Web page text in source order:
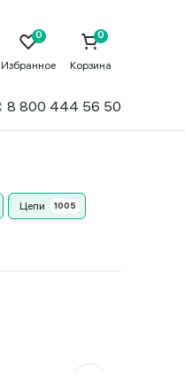
Избранное Корзина
8 800 444 56 50
Цепи